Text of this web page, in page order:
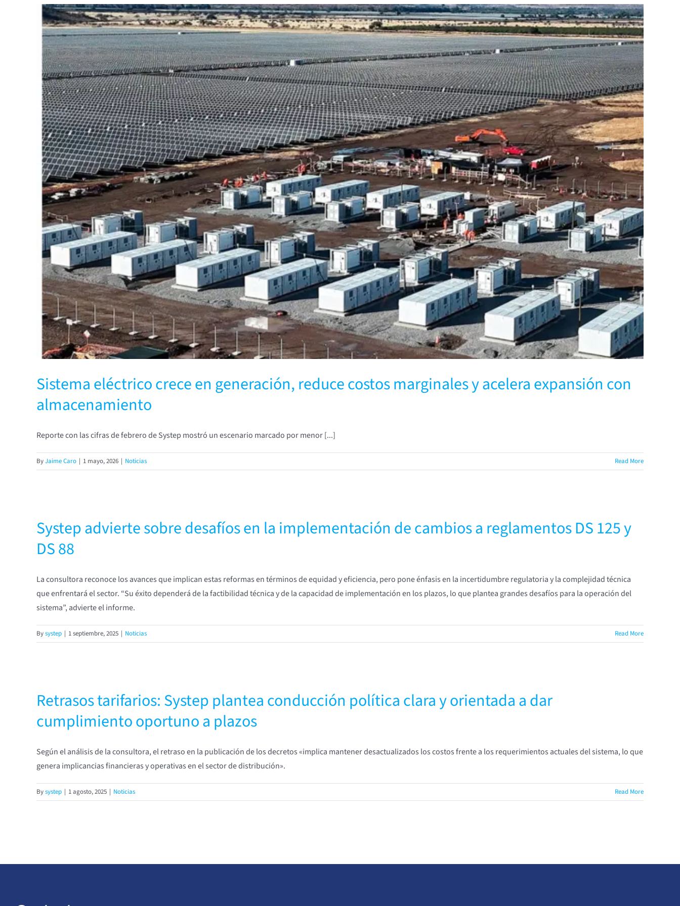
Sistema eléctrico crece en generación, reduce costos marginales y acelera expansión con
almacenamiento
Reporte con las cifras de febrero de Systep mostró un escenario marcado por menor [...]
ByJaime Caro | 1 mayo, 2026 | Noticias Read More
Systep advierte sobre desafíos en la implementación de cambios a reglamentos DS 125 y
DS 88
La consultora reconoce los avances que implican estas reformas en términos de equidad y eficiencia, pero pone énfasis en la incertidumbre regulatoria y la complejidad técnica
que enfrentará el sector. “Su éxito dependerá de la factibilidad técnica y de la capacidad de implementación en los plazos, lo que plantea grandes desafíos para la operación del
sistema”, advierte el informe.
Bysystep | 1 septiembre, 2025 | Noticias Read More
Retrasos tarifarios: Systep plantea conducción política clara y orientada a dar
cumplimiento oportuno a plazos
Según el análisis de la consultora, el retraso en la publicación de los decretos «implica mantener desactualizados los costos frente a los requerimientos actuales del sistema, lo que
genera implicancias financieras y operativas en el sector de distribución».
Bysystep | 1 agosto, 2025 | Noticias Read More